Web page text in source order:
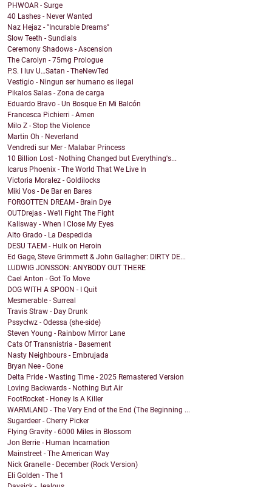
PHWOAR - Surge
40 Lashes - Never Wanted
Naz Hejaz - "Incurable Dreams"
Slow Teeth - Sundials
Ceremony Shadows - Ascension
The Carolyn - 75mg Prologue
P.S. I luv U…Satan - TheNewTed
Vestigio - Ningun ser humano es ilegal
Pikalos Salas - Zona de carga
Eduardo Bravo - Un Bosque En Mi Balcón
Francesca Pichierri - Amen
Milo Z - Stop the Violence
Martin Oh - Neverland
Vendredi sur Mer - Malabar Princess
10 Billion Lost - Nothing Changed but Everything's...
Icarus Phoenix - The World That We Live In
Victoria Moralez - Goldilocks
Miki Vos - De Bar en Bares
FORGOTTEN DREAM - Brain Dye
OUTDrejas - We'll Fight The Fight
Kalisway - When I Close My Eyes
Alto Grado - La Despedida
DESU TAEM - Hulk on Heroin
Ed Gage, Steve Grimmett & John Gallagher: DIRTY DE...
LUDWIG JONSSON: ANYBODY OUT THERE
Cael Anton - Got To Move
DOG WITH A SPOON - I Quit
Mesmerable - Surreal
Travis Straw - Day Drunk
Pssyclwz - Odessa (she-side)
Steven Young - Rainbow Mirror Lane
Cats Of Transnistria - Basement
Nasty Neighbours - Embrujada
Bryan Nee - Gone
Delta Pride - Wasting Time - 2025 Remastered Version
Loving Backwards - Nothing But Air
FootRocket - Honey Is A Killer
WARMLAND - The Very End of the End (The Beginning ...
Sugardeer - Cherry Picker
Flying Gravity - 6000 Miles in Blossom
Jon Berrie - Human Incarnation
Mainstreet - The American Way
Nick Granelle - December (Rock Version)
Eli Golden - The 1